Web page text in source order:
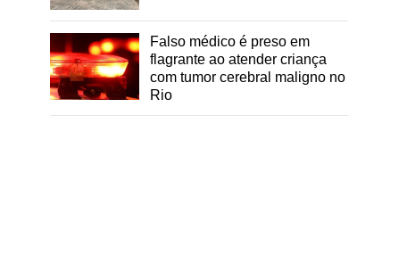
Falso médico é preso em
flagrante ao atender criança
com tumor cerebral maligno no
Rio